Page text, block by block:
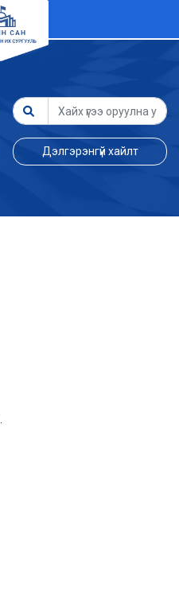
Дэлгэрэнгүй хайлт